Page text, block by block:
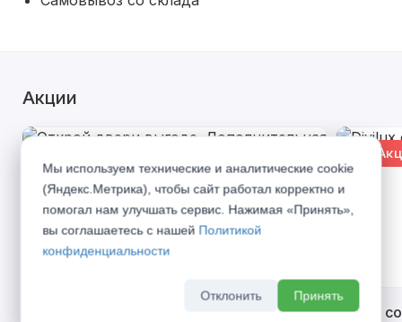
Акции
Открой двери выгоде. Дополнительная
%
Divilux
Мы используем технические и аналитические cookie
(Яндекс.Метрика), чтобы сайт работал корректно и
помогал нам улучшать сервис. Нажимая «Принять»,
вы соглашаетесь с нашей Политикой
конфиденциальности
Отклонить Принять